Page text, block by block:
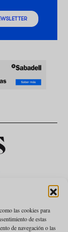
las cookies para
de estas
de navegación o las